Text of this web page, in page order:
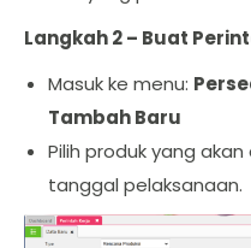
Langkah 2 – Buat
Masuk ke menu:
Tambah Baru
Pilih produk yang
tanggal pelaksanaan.